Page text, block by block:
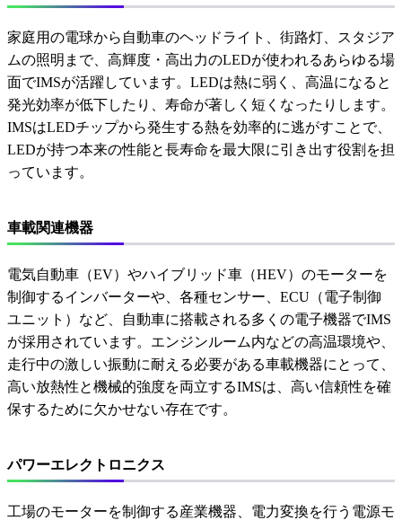
家庭用の電球から自動車のヘッドライト、街路灯、スタジア
ムの照明まで、高輝度・高出力のLEDが使われるあらゆる場
面でIMSが活躍しています。LEDは熱に弱く、高温になると
発光効率が低下したり、寿命が著しく短くなったりします。
IMSはLEDチップから発生する熱を効率的に逃がすことで、
LEDが持つ本来の性能と長寿命を最大限に引き出す役割を担
っています。
車載関連機器
電気自動車（EV）やハイブリッド車（HEV）のモーターを
制御するインバーターや、各種センサー、ECU（電子制御
ユニット）など、自動車に搭載される多くの電子機器でIMS
が採用されています。エンジンルーム内などの高温環境や、
走行中の激しい振動に耐える必要がある車載機器にとって、
高い放熱性と機械的強度を両立するIMSは、高い信頼性を確
保するために欠かせない存在です。
パワーエレクトロニクス
工場のモーターを制御する産業機器、電力変換を行う電源モ